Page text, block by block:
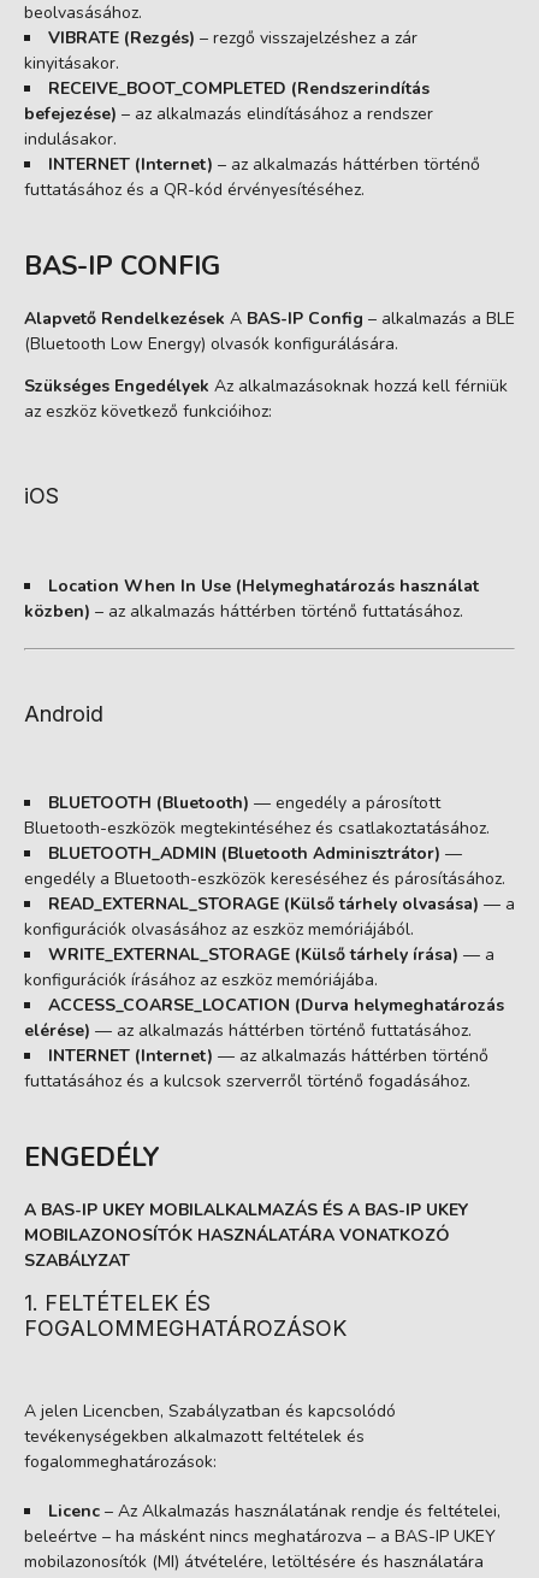
beolvasásához.
VIBRATE (Rezgés) – rezgő visszajelzéshez a zár
kinyitásakor.
RECEIVE_BOOT_COMPLETED (Rendszerindítás
befejezése) – az alkalmazás elindításához a rendszer
indulásakor.
INTERNET (Internet) – az alkalmazás háttérben történő
futtatásához és a QR-kód érvényesítéséhez.
BAS-IP CONFIG
Alapvető Rendelkezések A BAS-IP Config – alkalmazás a BLE
(Bluetooth Low Energy) olvasók konfigurálására.
Szükséges Engedélyek Az alkalmazásoknak hozzá kell férniük
az eszköz következő funkcióihoz:
iOS
Location When In Use (Helymeghatározás használat
közben) – az alkalmazás háttérben történő futtatásához.
Android
BLUETOOTH (Bluetooth) — engedély a párosított
Bluetooth-eszközök megtekintéséhez és csatlakoztatásához.
BLUETOOTH_ADMIN (Bluetooth Adminisztrátor) —
engedély a Bluetooth-eszközök kereséséhez és párosításához.
READ_EXTERNAL_STORAGE (Külső tárhely olvasása) — a
konfigurációk olvasásához az eszköz memóriájából.
WRITE_EXTERNAL_STORAGE (Külső tárhely írása) — a
konfigurációk írásához az eszköz memóriájába.
ACCESS_COARSE_LOCATION (Durva helymeghatározás
elérése) — az alkalmazás háttérben történő futtatásához.
INTERNET (Internet) — az alkalmazás háttérben történő
futtatásához és a kulcsok szerverről történő fogadásához.
ENGEDÉLY
A BAS-IP UKEY MOBILALKALMAZÁS ÉS A BAS-IP UKEY
MOBILAZONOSÍTÓK HASZNÁLATÁRA VONATKOZÓ
SZABÁLYZAT
1. FELTÉTELEK ÉS
FOGALOMMEGHATÁROZÁSOK
A jelen Licencben, Szabályzatban és kapcsolódó
tevékenységekben alkalmazott feltételek és
fogalommeghatározások:
Licenc – Az Alkalmazás használatának rendje és feltételei,
beleértve – ha másként nincs meghatározva – a BAS-IP UKEY
mobilazonosítók (MI) átvételére, letöltésére és használatára